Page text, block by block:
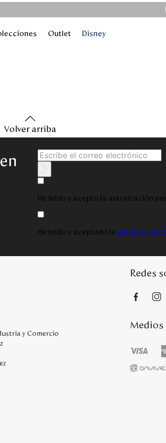
Outlet Disney
Volver arriba
He leído y acepto la autorización
He leído y aceptado la autorización
y Comercio
Redes
Medios